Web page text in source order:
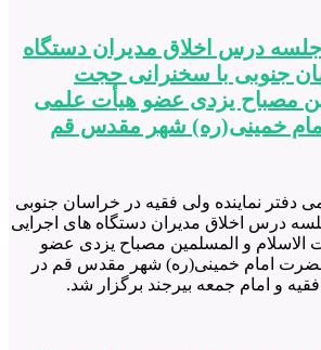
درس اخلاق مدیران دستگاه
جنوبی با سخنرانی حجت
مصباح یزدی عضو هیأت علمی
خمینی(ره) شهر مقدس قم
دفتر نماینده ولی فقیه در خراسان جنوبی
درس اخلاق مدیران دستگاه های اجرایی
الاسلام و المسلمین مصباح یزدی عضو
امام خمینی(ره) شهر مقدس قم در
و امام جمعه بیرجند برگزار شد.